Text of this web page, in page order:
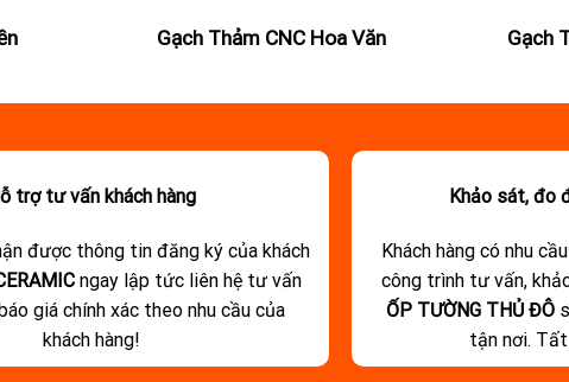
Gạch Thảm CNC Hoa Văn Gạch
trợ tư vấn khách hàng
được thông tin đăng ký của khách
ngay lập tức liên hệ tư vấn
giá chính xác theo nhu cầu của
khách hàng!
Khảo sát, đo
Khách hàng có nhu
công trình tư vấn,
ỐP TƯỜNG THỦ ĐÔ
tận nơi.